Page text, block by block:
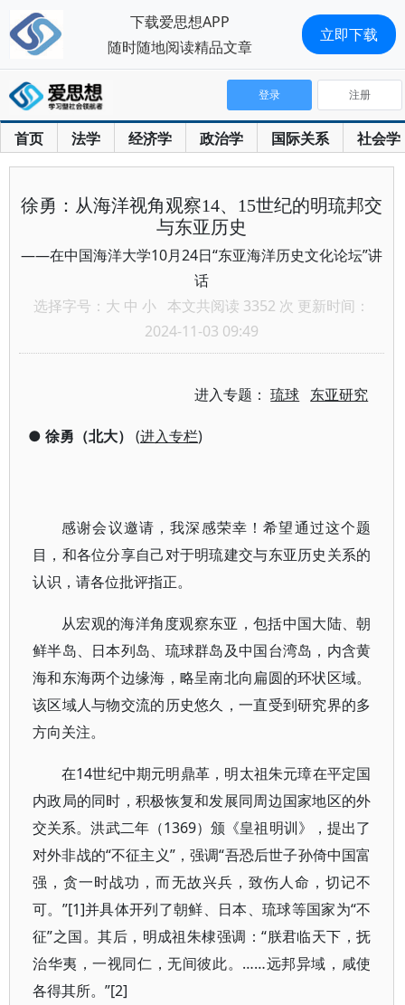
首页 法学 经济学 政治学 国际关系 社会学
登录 注册
徐勇：从海洋视角观察14、15世纪的明琉邦交
与东亚历史
——在中国海洋大学10月24日“东亚海洋历史文化论坛”讲
话
选择字号： 大 中 小 本文共阅读 3352 次 更新时间：
2024-11-03 09:49
进入专题：琉球 东亚研究
● 徐勇（北大） (进入专栏)
感谢会议邀请，我深感荣幸！希望通过这个题
目，和各位分享自己对于明琉建交与东亚历史关系的
认识，请各位批评指正。
从宏观的海洋角度观察东亚，包括中国大陆、朝
鲜半岛、日本列岛、琉球群岛及中国台湾岛，内含黄
海和东海两个边缘海，略呈南北向扁圆的环状区域。
该区域人与物交流的历史悠久，一直受到研究界的多
方向关注。
在14世纪中期元明鼎革，明太祖朱元璋在平定国
内政局的同时，积极恢复和发展同周边国家地区的外
交关系。洪武二年（1369）颁《皇祖明训》，提出了
对外非战的“不征主义”，强调“吾恐后世子孙倚中国富
强，贪一时战功，而无故兴兵，致伤人命，切记不
可。”[1]并具体开列了朝鲜、日本、琉球等国家为“不
征”之国。其后，明成祖朱棣强调：“朕君临天下，抚
治华夷，一视同仁，无间彼此。……远邦异域，咸使
各得其所。”[2]
下载爱思想APP
随时随地阅读精品文章
立即下载